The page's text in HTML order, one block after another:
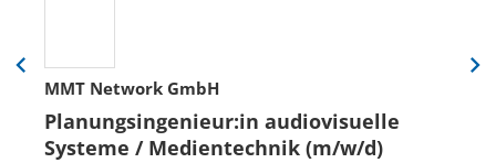
MMT Network GmbH
Planungsingenieur:in audiovisuelle
Systeme / Medientechnik (m/w/d)
Eine
Folie
zurück
Eine